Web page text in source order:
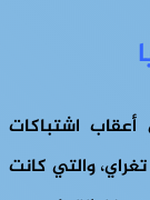
اشتباكات
والتي كانت